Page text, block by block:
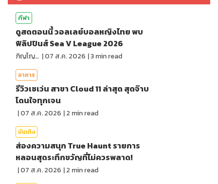
กีฬา
ดูสดตอนนี้ วอลเลย์บอลหญิงไทย พบ
ฟิลิปปินส์ Sea V League 2026
ภิญโญ ส่องแสง |07 ส.ค. 2026 |3min read
อาหาร
รีวิวเซเว่น สาขา Cloud 11 ล่าสุด สุดจ๊าบ
โดนใจทุกเจน
|07 ส.ค. 2026 |2 min read
บันเทิง
ส่องความสนุก True Haunt รายการ
หลอนสุดระทึกขวัญที่ไม่ควรพลาด!
|07 ส.ค. 2026 |2 min read